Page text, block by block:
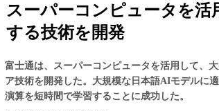
スーパーコンピュータを活
する技術を開発
富士通は、スーパーコンピュータを活用して、
ア技術を開発した。大規模な日本語AIモデルに
演算を短時間で学習することに成功した。